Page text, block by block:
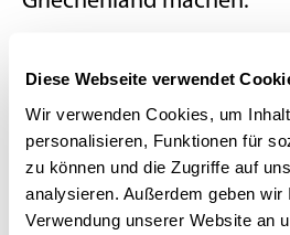
Diese Webseite verwendet
Wir verwenden Cookies, um
personalisieren, Funktionen für
zu können und die Zugriffe auf
analysieren. Außerdem geben
Verwendung unserer Website an
folgenden